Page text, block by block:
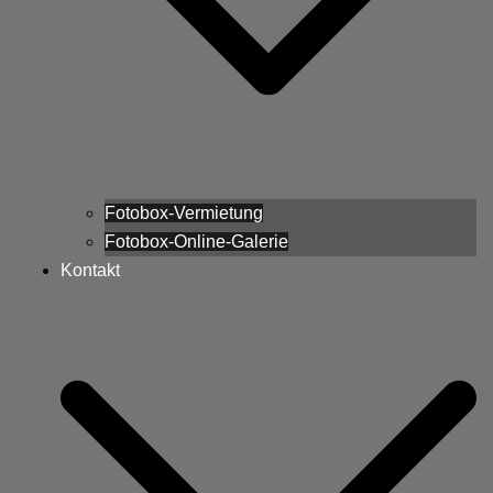
Fotobox-Vermietung
Fotobox-Online-Galerie
Kontakt